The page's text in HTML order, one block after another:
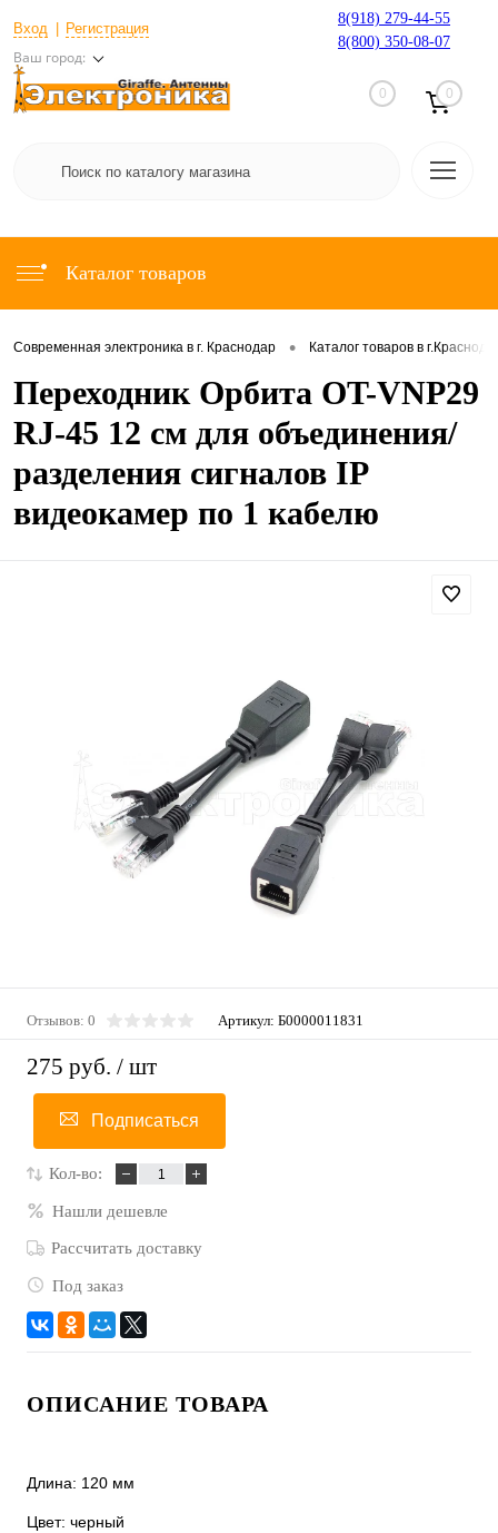
Вход Регистрация
Ваш город:
8(918) 279-44-55
8(800) 350-08-07
0 0
Каталог товаров
Современная электроника в г. Краснодар • Каталог товаров в
Переходник Орбита OT-VNP29
RJ-45 12 см для объединения/
разделения сигналов IP
видеокамер по 1 кабелю
Отзывов: 0 Артикул: Б0000011831
275 руб. / шт
Подписаться
Кол-во:
Нашли дешевле
Рассчитать доставку
Под заказ
ОПИСАНИЕ ТОВАРА
Длина: 120 мм
Цвет: черный